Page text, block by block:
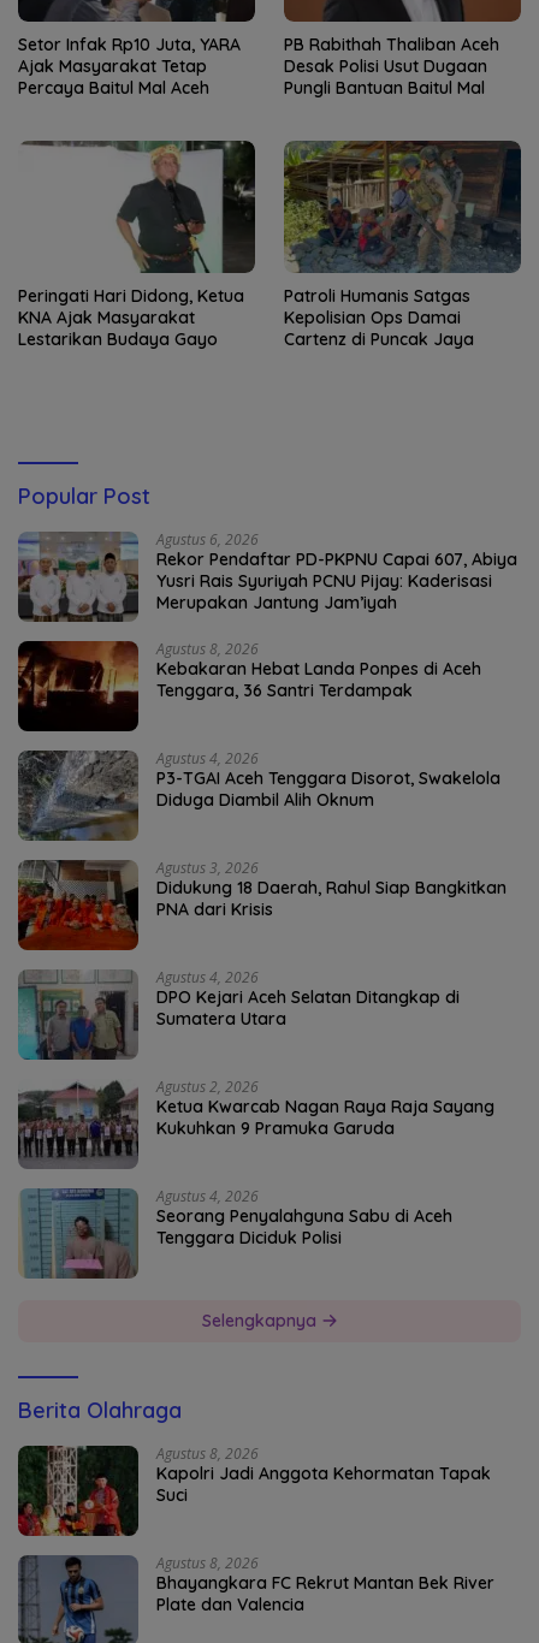
Setor Infak Rp10 Juta, YARA
Ajak Masyarakat Tetap
Percaya Baitul Mal Aceh
PB Rabithah Thaliban Aceh
Desak Polisi Usut Dugaan
Pungli Bantuan Baitul Mal
Peringati Hari Didong, Ketua
KNA Ajak Masyarakat
Lestarikan Budaya Gayo
Patroli Humanis Satgas
Kepolisian Ops Damai
Cartenz di Puncak Jaya
Popular Post
Agustus 6, 2026
Rekor Pendaftar PD-PKPNU Capai 607, Abiya
Yusri Rais Syuriyah PCNU Pijay: Kaderisasi
Merupakan Jantung Jam’iyah
Agustus 8, 2026
Kebakaran Hebat Landa Ponpes di Aceh
Tenggara, 36 Santri Terdampak
Agustus 4, 2026
P3-TGAI Aceh Tenggara Disorot, Swakelola
Diduga Diambil Alih Oknum
Agustus 3, 2026
Didukung 18 Daerah, Rahul Siap Bangkitkan
PNA dari Krisis
Agustus 4, 2026
DPO Kejari Aceh Selatan Ditangkap di
Sumatera Utara
Agustus 2, 2026
Ketua Kwarcab Nagan Raya Raja Sayang
Kukuhkan 9 Pramuka Garuda
Agustus 4, 2026
Seorang Penyalahguna Sabu di Aceh
Tenggara Diciduk Polisi
Selengkapnya
Berita Olahraga
Agustus 8, 2026
Kapolri Jadi Anggota Kehormatan Tapak
Suci
Agustus 8, 2026
Bhayangkara FC Rekrut Mantan Bek River
Plate dan Valencia